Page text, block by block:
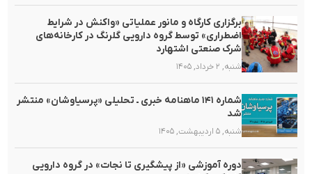
برگزاری کارگاه و مانور عملیاتی «واکنش در شرایط
اضطراری» توسط گروه دارویی گلرنگ در کارخانه‌های
شرک صنعتی اشتهارد
شنبه, ۲ خرداد, ۱۴۰۵
شماره ۱۴۱ ماهنامه خبری ـ تحلیلی «پرسیاوشان» منتشر
شد
شنبه, ۵ اردیبهشت, ۱۴۰۵
دوره آموزشی «از پیشگیری تا نجات» در گروه دارویی